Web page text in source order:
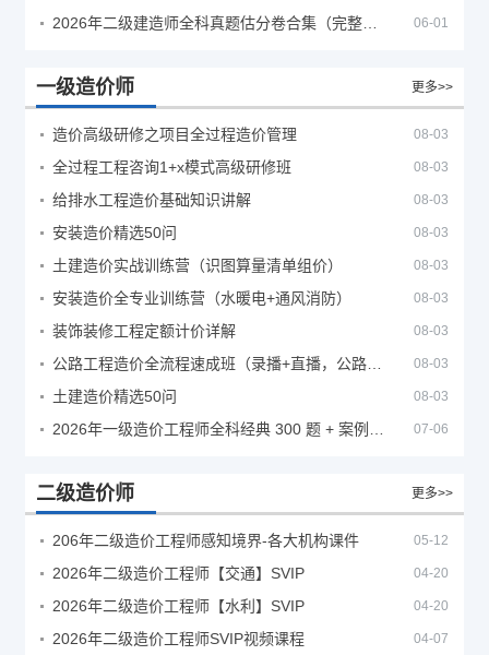
06-01
一级造价师 更多>>
造价高级研修之项目全过程造价管理 08-03
全过程工程咨询1+x模式高级研修班 08-03
给排水工程造价基础知识讲解 08-03
安装造价精选50问 08-03
土建造价实战训练营（识图算量清单组价） 08-03
安装造价全专业训练营（水暖电+通风消防） 08-03
装饰装修工程定额计价详解 08-03
08-03
土建造价精选50问 08-03
07-06
二级造价师 更多>>
206年二级造价工程师感知境界-各大机构课件 05-12
2026年二级造价工程师【交通】SVIP 04-20
2026年二级造价工程师【水利】SVIP 04-20
2026年二级造价工程师SVIP视频课程 04-07